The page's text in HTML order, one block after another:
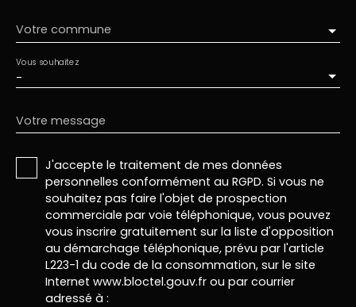
Votre commune
-
Vous souhaitez
Votre message
J'accepte le traitement de mes données
personnelles conformément au RGPD. Si vous ne
souhaitez pas faire l'objet de prospection
commerciale par voie téléphonique, vous pouvez
vous inscrire gratuitement sur la liste d'opposition
au démarchage téléphonique, prévu par l'article
L223-1 du code de la consommation, sur le site
Internet www.bloctel.gouv.fr ou par courrier
adressé à :